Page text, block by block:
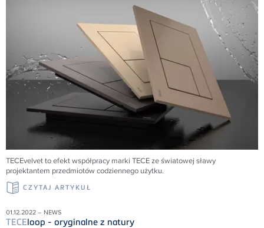
TECEvelvet to efekt współpracy marki TECE ze światowej sławy
projektantem przedmiotów codziennego użytku.
CZYTAJ ARTYKUŁ
01.12.2022 – NEWS
TECEloop - oryginalne z natury